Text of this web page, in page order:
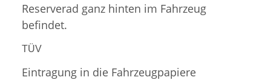
Reserverad ganz hinten im Fahrzeug
befindet.
TÜV
Eintragung in die Fahrzeugpapiere